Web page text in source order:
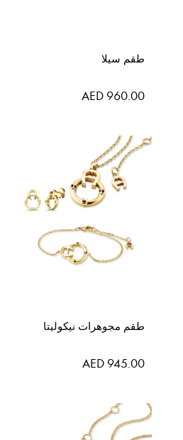
طقم سيلا
AED 960.00
طقم مجوهرات نيكوليتا
AED 945.00